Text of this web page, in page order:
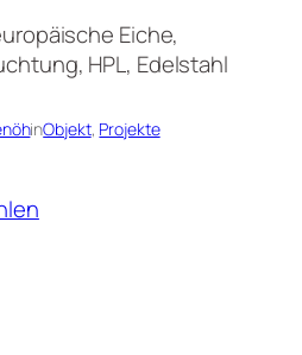
Eiche,
HPL, Edelstahl
inObjekt, Projekte